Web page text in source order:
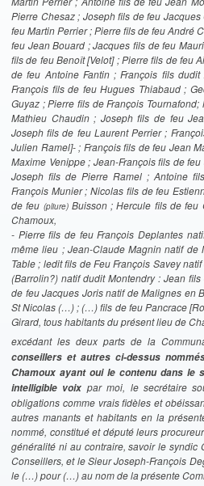
Pierre Chesaz ; Joseph fils de feu
feu Martin Perrier ; Pierre fils de feu André
feu Jean Bouard ; Jacques fils de feu
fils de feu Benoît [Velot] ; Pierre fils de feu
de feu Antoine Fantin ; François fils
François fils de feu Hugues Thiabaud ;
Guyaz ; Pierre fils de François
Mathieu Chaudin ; Joseph fils de feu
Joseph fils de feu Laurent Perrier ;
Julien Ramel]- ; François fils de feu Jean
Maxime Venippe ; Jean-François fils de
Joseph fils de Pierre Ramel ; Antoine
François Munier ; Nicolas fils de feu
de feu (pliure)Buisson ; Hercule fils de feu
Chamoux,
- Pierre fils de feu François Deplantes
même lieu ; Jean-Claude Magnin natif de
Table ; ledit fils de Feu François Savey
(Barrolin?) natif dudit Montendry : Jean
de feu Jacques Joris natif de Malignes en
St Nicolas (…) ; (…) fils de feu Pancrace
Girard, tous habitants du présent lieu de
excédant les deux parts de la
conseillers et autres ci-dessus
Chamoux ayant oui le contenu dans
intelligible voix par moi, le secrétaire
obligations comme vrais fidèles et
autres manants et habitants en la
nommé, constitué et député leurs
généralité ni au contraire, savoir le syndic
Conseillers, et le Sieur Joseph-François
le (…) pour (…) au nom de la présente